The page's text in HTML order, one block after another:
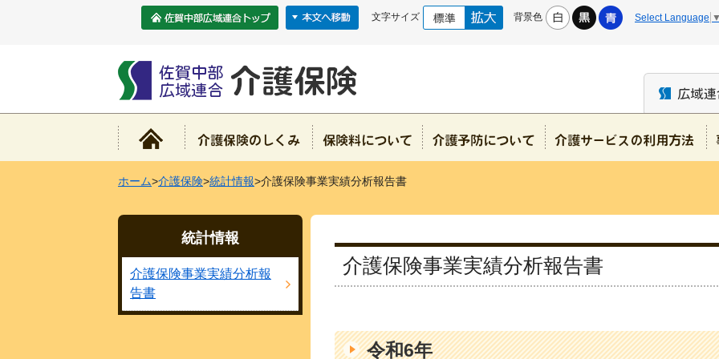
文字サイズ 背景色 Select Language
ホーム>介護保険>統計情報>介護保険事業実績分析報告書
統計情報
介護保険事業実績分析報
告書
介護保険事業実績分析報告書
令和6年